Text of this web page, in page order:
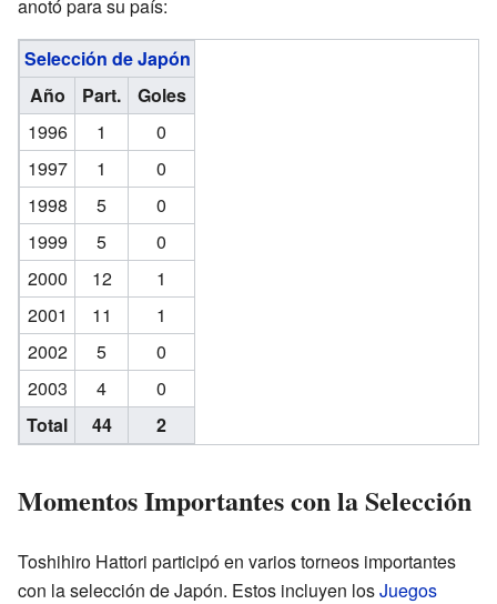
anotó para su país:
Selección de Japón
Año
Part.
Goles
1996
1
0
1997
1
0
1998
5
0
1999
5
0
2000
12
1
2001
11
1
2002
5
0
2003
4
0
Total
44 2
Momentos Importantes con la Selección
Toshihiro Hattori participó en varios torneos importantes
con la selección de Japón. Estos incluyen losJuegos